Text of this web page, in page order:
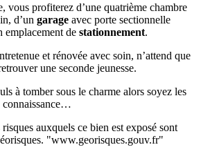
vous profiterez d’une quatrième chambre
d’un garage avec porte sectionnelle
emplacement de stationnement.
et rénovée avec soin, n’attend que
une seconde jeunesse.
à tomber sous le charme alors soyez les
connaissance…
auxquels ce bien est exposé sont
"www.georisques.gouv.fr"